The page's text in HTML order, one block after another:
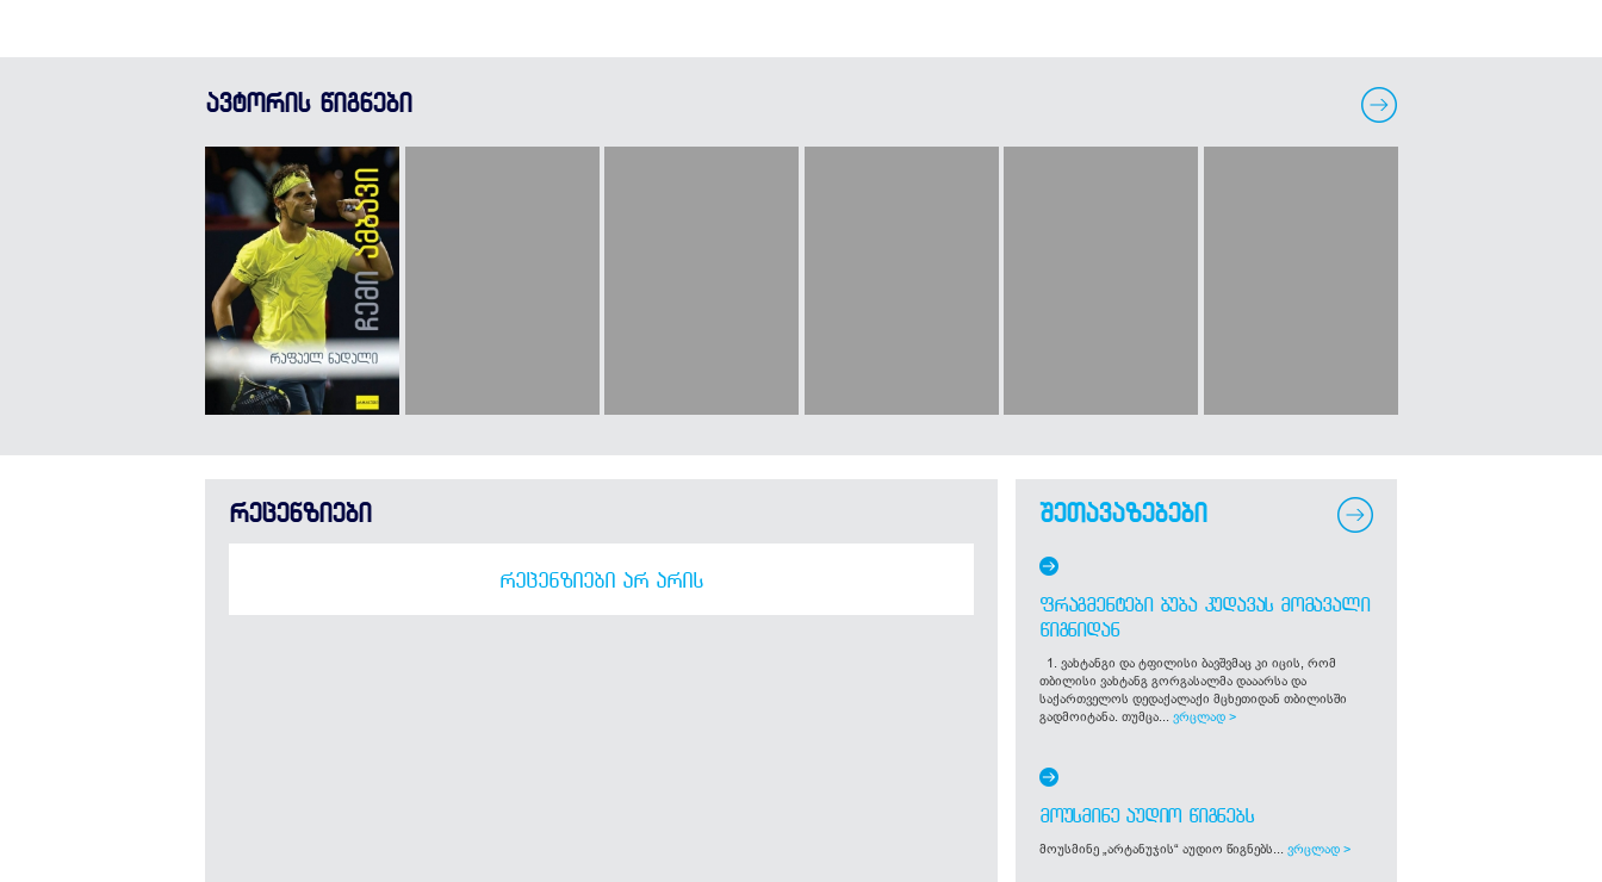
ავტორის წიგნები
რეცენზიები
ᲠᲔᲪᲔᲜᲖᲘᲔᲑᲘ ᲐᲠ ᲐᲠᲘᲡ
შეთავაზებები
ᲤᲠᲐᲒᲛᲔᲜᲢᲔᲑᲘ ᲑᲣᲑᲐ ᲙᲣᲓᲐᲕᲐᲡ ᲛᲝᲛᲐᲕᲐᲚᲘ
ᲬᲘᲒᲜᲘᲓᲐᲜ
1. ვახტანგი და ტფილისი ბავშვმაც კი იცის, რომ
თბილისი ვახტანგ გორგასალმა დააარსა და
საქართველოს დედაქალაქი მცხეთიდან თბილისში
გადმოიტანა. თუმცა... ვრცლად >
ᲛᲝᲣᲡᲛᲘᲜᲔ ᲐᲣᲓᲘᲝ ᲬᲘᲒᲜᲔᲑᲡ
მოუსმინე „არტანუჯის“ აუდიო წიგნებს... ვრცლად >